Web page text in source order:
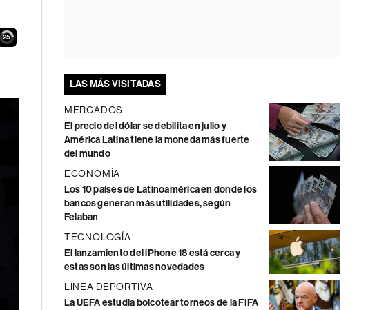
24
LAS MÁS VISITADAS
MERCADOS
El precio del dólar se debilita en julio y
América Latina tiene la moneda más fuerte
del mundo
ECONOMÍA
Los 10 países de Latinoamérica en donde los
bancos generan más utilidades, según
Felaban
TECNOLOGÍA
El lanzamiento del iPhone 18 está cerca y
estas son las últimas novedades
LÍNEA DEPORTIVA
La UEFA estudia boicotear torneos de la FIFA